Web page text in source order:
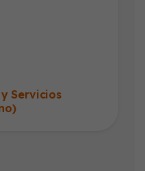
Servicios